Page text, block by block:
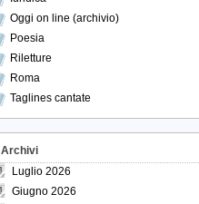
Oggi on line (archivio)
Poesia
Riletture
Roma
Taglines cantate
Archivi
Luglio 2026
Giugno 2026